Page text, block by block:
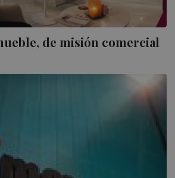
de misión comercial